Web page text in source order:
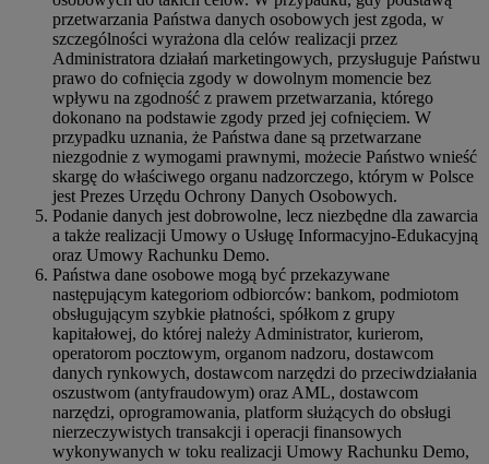
przetwarzania Państwa danych osobowych jest zgoda, w
szczególności wyrażona dla celów realizacji przez
Administratora działań marketingowych, przysługuje Państwu
prawo do cofnięcia zgody w dowolnym momencie bez
wpływu na zgodność z prawem przetwarzania, którego
dokonano na podstawie zgody przed jej cofnięciem. W
przypadku uznania, że Państwa dane są przetwarzane
niezgodnie z wymogami prawnymi, możecie Państwo wnieść
skargę do właściwego organu nadzorczego, którym w Polsce
jest Prezes Urzędu Ochrony Danych Osobowych.
Podanie danych jest dobrowolne, lecz niezbędne dla zawarcia
a także realizacji Umowy o Usługę Informacyjno-Edukacyjną
oraz Umowy Rachunku Demo.
Państwa dane osobowe mogą być przekazywane
następującym kategoriom odbiorców: bankom, podmiotom
obsługującym szybkie płatności, spółkom z grupy
kapitałowej, do której należy Administrator, kurierom,
operatorom pocztowym, organom nadzoru, dostawcom
danych rynkowych, dostawcom narzędzi do przeciwdziałania
oszustwom (antyfraudowym) oraz AML, dostawcom
narzędzi, oprogramowania, platform służących do obsługi
nierzeczywistych transakcji i operacji finansowych
wykonywanych w toku realizacji Umowy Rachunku Demo,